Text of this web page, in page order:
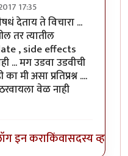
17:35
ठेवा -- इतरbyसस्नेह
देताय ते विचारा ...
तर त्यातील
, side effects
... मग उडवा उडवीची
मी असा प्रतिप्रश्न ....
वेळ नाही
इन कराकिंवासदस्य व्हा